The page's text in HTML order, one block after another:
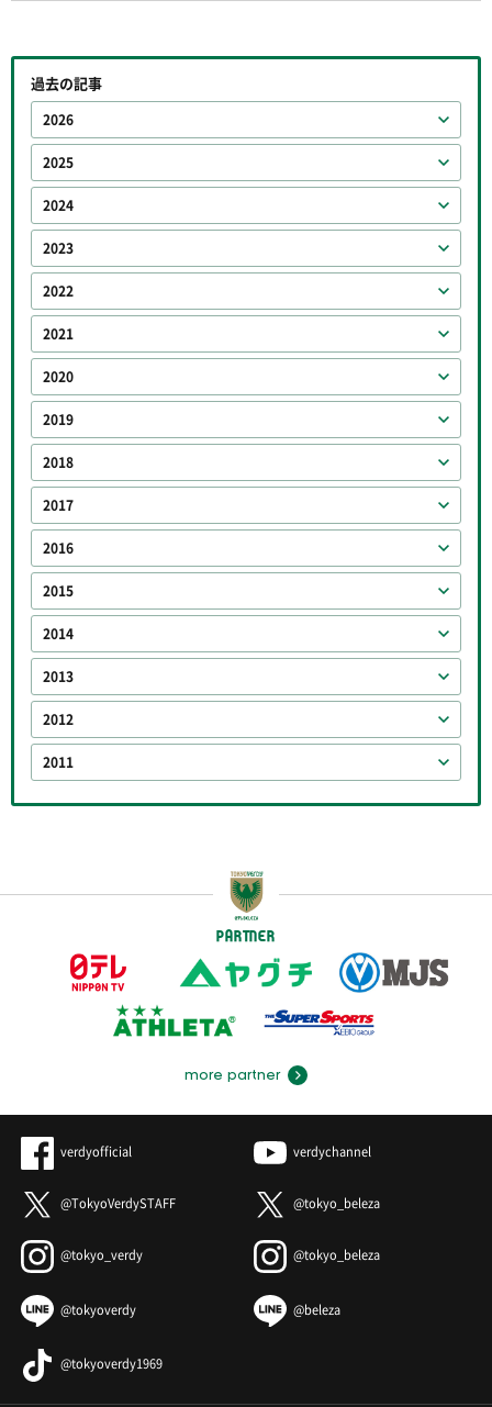
過去の記事
2026
2025
2024
2023
2022
2021
2020
2019
2018
2017
2016
2015
2014
2013
2012
2011
PARTNER
more partner
verdyofficial verdychannel
@TokyoVerdySTAFF @tokyo_beleza
@tokyo_verdy @tokyo_beleza
@tokyoverdy @beleza
@tokyoverdy1969